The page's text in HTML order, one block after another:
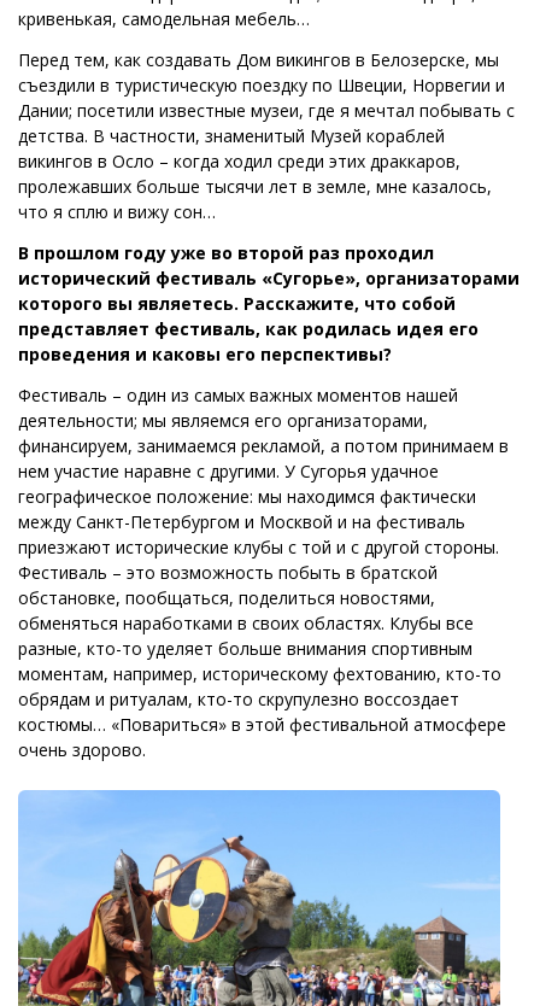
кривенькая, самодельная мебель…
Перед тем, как создавать Дом викингов в Белозерске, мы
съездили в туристическую поездку по Швеции, Норвегии и
Дании; посетили известные музеи, где я мечтал побывать с
детства. В частности, знаменитый Музей кораблей
викингов в Осло – когда ходил среди этих драккаров,
пролежавших больше тысячи лет в земле, мне казалось,
что я сплю и вижу сон…
В прошлом году уже во второй раз проходил
исторический фестиваль «Сугорье», организаторами
которого вы являетесь. Расскажите, что собой
представляет фестиваль, как родилась идея его
проведения и каковы его перспективы?
Фестиваль – один из самых важных моментов нашей
деятельности; мы являемся его организаторами,
финансируем, занимаемся рекламой, а потом принимаем в
нем участие наравне с другими. У Сугорья удачное
географическое положение: мы находимся фактически
между Санкт-Петербургом и Москвой и на фестиваль
приезжают исторические клубы с той и с другой стороны.
Фестиваль – это возможность побыть в братской
обстановке, пообщаться, поделиться новостями,
обменяться наработками в своих областях. Клубы все
разные, кто-то уделяет больше внимания спортивным
моментам, например, историческому фехтованию, кто-то
обрядам и ритуалам, кто-то скрупулезно воссоздает
костюмы… «Повариться» в этой фестивальной атмосфере
очень здорово.